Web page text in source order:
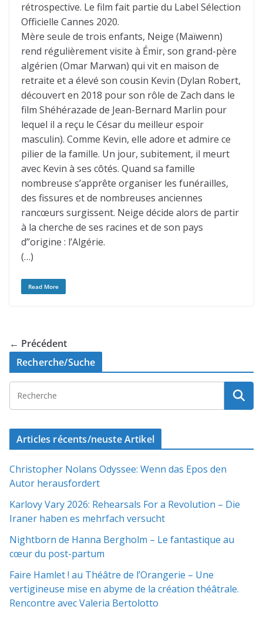
rétrospective. Le film fait partie du Label Sélection
Officielle Cannes 2020.
Mère seule de trois enfants, Neige (Maïwenn)
rend régulièrement visite à Émir, son grand-père
algérien (Omar Marwan) qui vit en maison de
retraite et a élevé son cousin Kevin (Dylan Robert,
découvert en 2018 pour son rôle de Zach dans le
film Shéhérazade de Jean-Bernard Marlin pour
lequel il a reçu le César du meilleur espoir
masculin). Comme Kevin, elle adore et admire ce
pilier de la famille. Un jour, subitement, il meurt
avec Kevin à ses côtés. Quand sa famille
nombreuse s’apprête organiser les funérailles,
des fissures et de nombreuses anciennes
rancœurs surgissent. Neige décide alors de partir
à la cherche de ses racines et de son pays
d’’origine : l’Algérie.
(…)
Read More
← Précédent
Recherche/Suche
Articles récents/neuste Artikel
Christopher Nolans Odyssee: Wenn das Epos den
Autor herausfordert
Karlovy Vary 2026: Rehearsals For a Revolution – Die
Iraner haben es mehrfach versucht
Nightborn de Hanna Bergholm – Le fantastique au
cœur du post-partum
Faire Hamlet ! au Théâtre de l’Orangerie – Une
vertigineuse mise en abyme de la création théâtrale.
Rencontre avec Valeria Bertolotto